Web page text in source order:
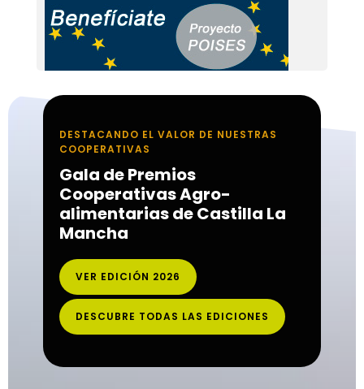
DESTACANDO EL VALOR DE NUESTRAS
COOPERATIVAS
Gala de Premios
Cooperativas Agro-
alimentarias de Castilla La
Mancha
VER EDICIÓN 2026
DESCUBRE TODAS LAS EDICIONES